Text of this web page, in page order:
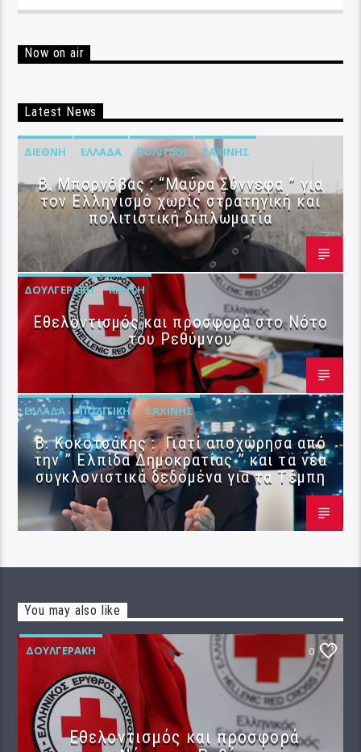
Now on air
Latest News
ΔΙΕΘΝΉ ΕΛΛΆΔΑ ΠΟΛΙΤΙΚΉ ΣΑΧΊΝΗΣ
B. Μπορνόβας : “Μαύρα Σύννεφα ” για
τον Ελληνισμό χωρίς στρατηγική και
πολιτιστική διπλωματία
ΔΟΥΛΓΕΡΆΚΗ ΚΡΉΤΗ
Εθελοντισμός και προσφορά στο Νότο
του Ρεθύμνου
ΕΛΛΆΔΑ ΠΟΛΙΤΙΚΉ ΣΑΧΊΝΗΣ
Β. Κοκοτσάκης : Γιατί αποχώρησα από
την ” Ελπίδα Δημοκρατίας ” και τα νέα
συγκλονιστικά δεδομένα για τα Τέμπη
You may also like
ΔΟΥΛΓΕΡΆΚΗ 0
Εθελοντισμός και προσφορά